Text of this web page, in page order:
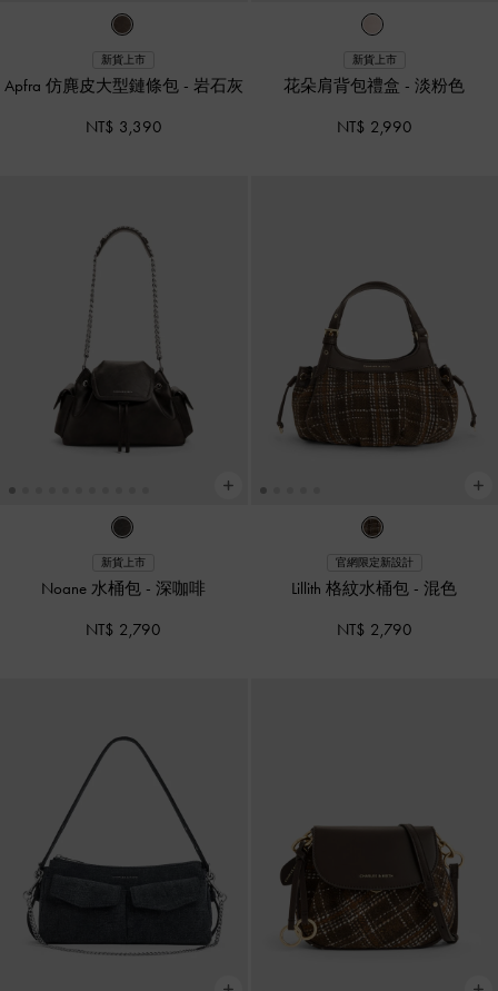
新貨上市
Apfra 仿麂皮大型鏈條包 - 岩石灰
NT$ 3,390
新貨上市
花朵肩背包禮盒 -淡粉色
NT$ 2,990
新貨上市
Noane 水桶包 -深咖啡
NT$ 2,790
官網限定新設計
Lillith 格紋水桶包 - 混色
NT$ 2,790